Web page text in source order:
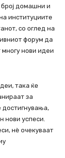
број домашни и
институциите
со оглед на
форум да
многу нови идеи
така ќе
за
достигнувања,
нови успеси.
нѐ очекуваат